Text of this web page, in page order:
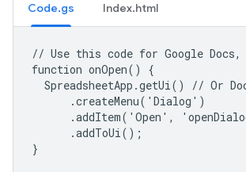
Code.gs Index.html
// Use this code for Google
function onOpen() {
SpreadsheetApp.getUi() // Or
      .createMenu('Dialog')
.addItem('Open',
      .addToUi();
}